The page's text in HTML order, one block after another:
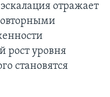
отражает
рост уровня
становятся